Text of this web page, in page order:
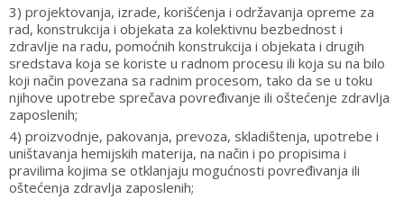
3) projektovanja, izrade, korišćenja i održavanja opreme za
rad, konstrukcija i objekata za kolektivnu bezbednost i
zdravlje na radu, pomoćnih konstrukcija i objekata i drugih
sredstava koja se koriste u radnom procesu ili koja su na bilo
koji način povezana sa radnim procesom, tako da se u toku
njihove upotrebe sprečava povređivanje ili oštećenje zdravlja
zaposlenih;
4) proizvodnje, pakovanja, prevoza, skladištenja, upotrebe i
uništavanja hemijskih materija, na način i po propisima i
pravilima kojima se otklanjaju mogućnosti povređivanja ili
oštećenja zdravlja zaposlenih;